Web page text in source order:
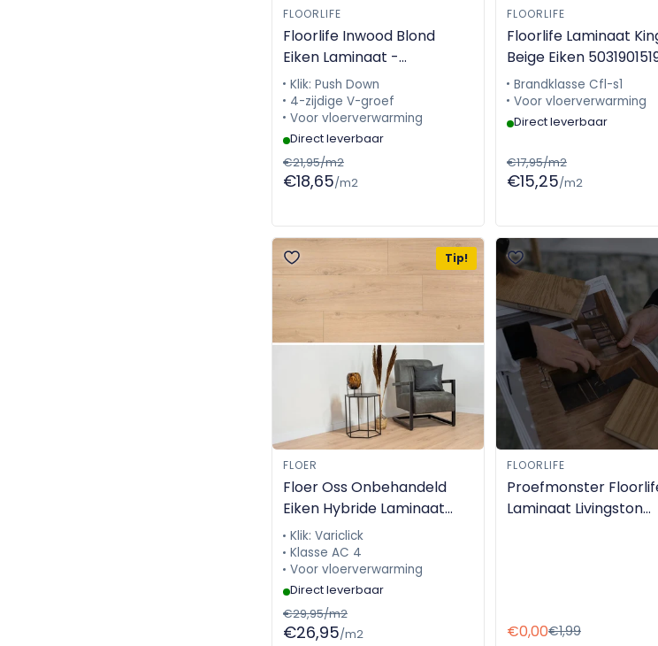
FLOORLIFE
Floorlife Inwood Blond
Eiken Laminaat -
5049602119
Klik: Push Down
4-zijdige V-groef
Voor vloerverwarming
Direct leverbaar
€21,95/m2
€18,65/m2
FLOORLIFE
Floorlife Laminaat
Beige Eiken
Brandklasse Cfl-s1
Voor vloerverwarming
Direct leverbaar
€17,95/m2
€15,25/m2
Tip!
FLOER
Floer Oss Onbehandeld
Eiken Hybride Laminaat
Steden FLR-1420
Klik: Variclick
Klasse AC 4
Voor vloerverwarming
Direct leverbaar
€29,95/m2
€26,95/m2
FLOORLIFE
Proefmonster
Laminaat Livingston
Verkoopprijs
€0,00
Normale
€1,99